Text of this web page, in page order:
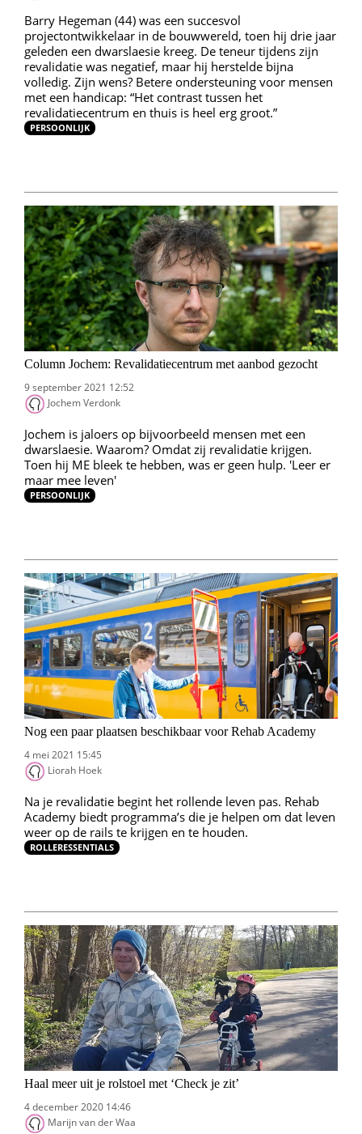
Barry Hegeman (44) was een succesvol
projectontwikkelaar in de bouwwereld, toen hij drie jaar
geleden een dwarslaesie kreeg. De teneur tijdens zijn
revalidatie was negatief, maar hij herstelde bijna
volledig. Zijn wens? Betere ondersteuning voor mensen
met een handicap: “Het contrast tussen het
revalidatiecentrum en thuis is heel erg groot.”
PERSOONLIJK
Column Jochem: Revalidatiecentrum met aanbod gezocht
9 september 2021 12:52
Jochem Verdonk
Jochem is jaloers op bijvoorbeeld mensen met een
dwarslaesie. Waarom? Omdat zij revalidatie krijgen.
Toen hij ME bleek te hebben, was er geen hulp. 'Leer er
maar mee leven'
PERSOONLIJK
Nog een paar plaatsen beschikbaar voor Rehab Academy
4 mei 2021 15:45
Liorah Hoek
Na je revalidatie begint het rollende leven pas. Rehab
Academy biedt programma’s die je helpen om dat leven
weer op de rails te krijgen en te houden.
ROLLERESSENTIALS
Haal meer uit je rolstoel met ‘Check je zit’
4 december 2020 14:46
Marijn van der Waa